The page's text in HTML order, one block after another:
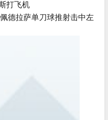
打飞机
德拉萨单刀球推射击中左